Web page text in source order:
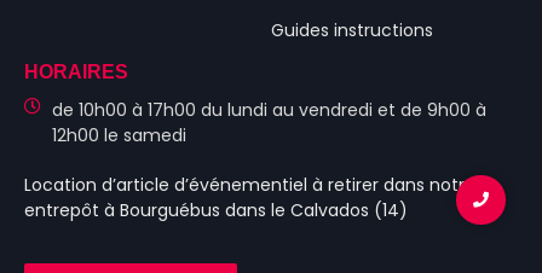
Guides instructions
HORAIRES
de 10h00 à 17h00 du lundi au vendredi et de 9h00 à
12h00 le samedi
Location d’article d’événementiel à retirer dans notre
entrepôt à Bourguébus dans le Calvados (14)